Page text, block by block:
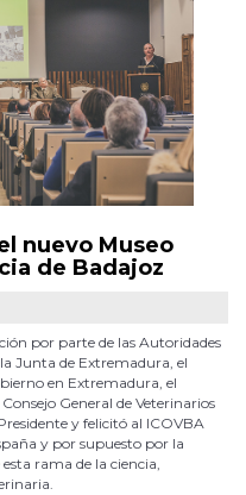
nuevo Museo
de Badajoz
por parte de las Autoridades
Junta de Extremadura, el
en Extremadura, el
General de Veterinarios
y felicitó al ICOVBA
y por supuesto por la
rama de la ciencia,